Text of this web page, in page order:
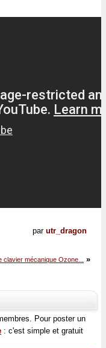
par utr_dragon
clavier mécanique Ozone... »
Pour poster un
: c'est simple et gratuit